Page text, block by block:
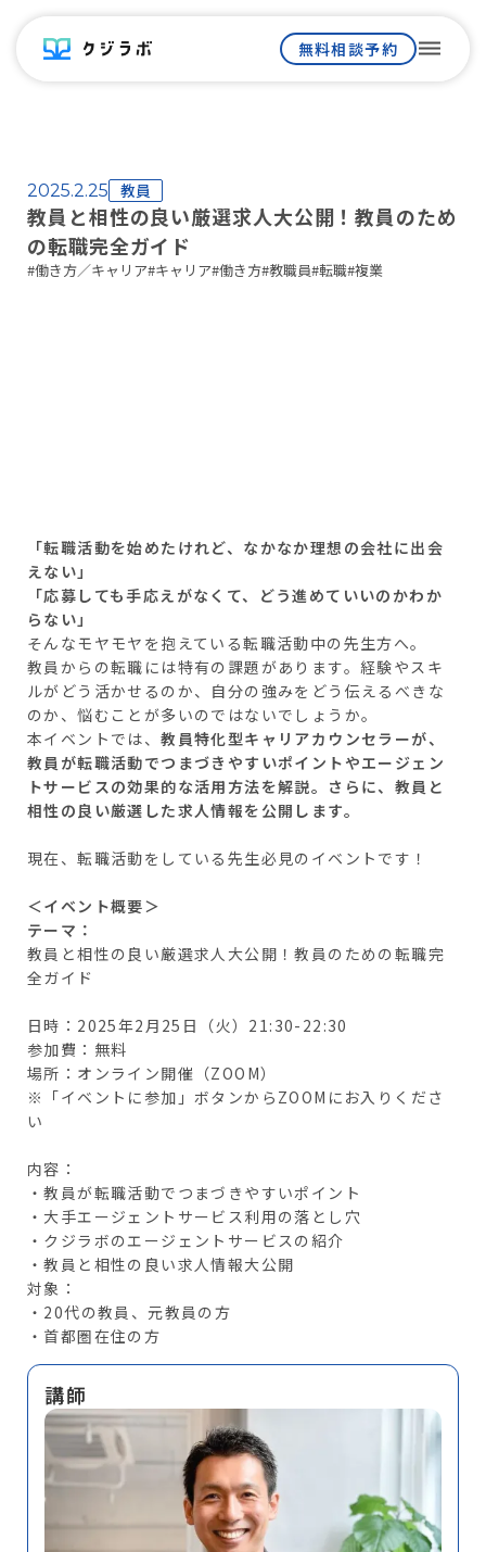
2025.2.25 教員
教員と相性の良い厳選求人大公開！教員のため
の転職完全ガイド
#働き方／キャリア#キャリア#働き方#教職員#転職#複業
「転職活動を始めたけれど、なかなか理想の会社に出会
えない」
「応募しても手応えがなくて、どう進めていいのかわか
らない」
そんなモヤモヤを抱えている転職活動中の先生方へ。
教員からの転職には特有の課題があります。経験やスキ
ルがどう活かせるのか、自分の強みをどう伝えるべきな
のか、悩むことが多いのではないでしょうか。
本イベントでは、教員特化型キャリアカウンセラーが、
教員が転職活動でつまづきやすいポイントやエージェン
トサービスの効果的な活用方法を解説。さらに、教員と
相性の良い厳選した求人情報を公開します。
現在、転職活動をしている先生必見のイベントです！
＜イベント概要＞
テーマ：
教員と相性の良い厳選求人大公開！教員のための転職完
全ガイド
日時：2025年2月25日（火）21:30-22:30
参加費：無料
場所：オンライン開催（ZOOM）
※「イベントに参加」ボタンからZOOMにお入りくださ
い
内容：
・教員が転職活動でつまづきやすいポイント
・大手エージェントサービス利用の落とし穴
・クジラボのエージェントサービスの紹介
・教員と相性の良い求人情報大公開
対象：
・20代の教員、元教員の方
・首都圏在住の方
講師
無料相談予約 dehaze